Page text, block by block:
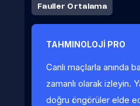
Fauller Ortalama
TAHMINOLOJİ PRO
Canlı maçlarla anında
zamanlı olarak izleyin.
doğru öngörüler elde